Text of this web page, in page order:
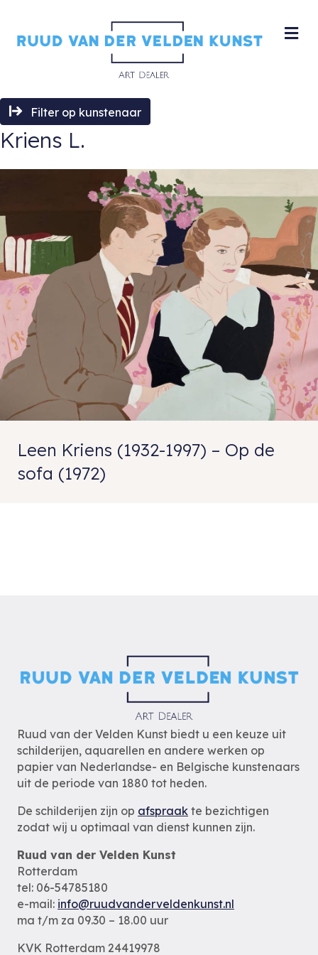
Filter op kunstenaar
Kriens L.
Leen Kriens (1932-1997) – Op de
sofa (1972)
Ruud van der Velden Kunst biedt u een keuze uit
schilderijen, aquarellen en andere werken op
papier van Nederlandse- en Belgische kunstenaars
uit de periode van 1880 tot heden.
De schilderijen zijn op afspraak te bezichtigen
zodat wij u optimaal van dienst kunnen zijn.
Ruud van der Velden Kunst
Rotterdam
tel: 06-54785180
e-mail: info@ruudvanderveldenkunst.nl
ma t/m za 09.30 – 18.00 uur
KVK Rotterdam 24419978